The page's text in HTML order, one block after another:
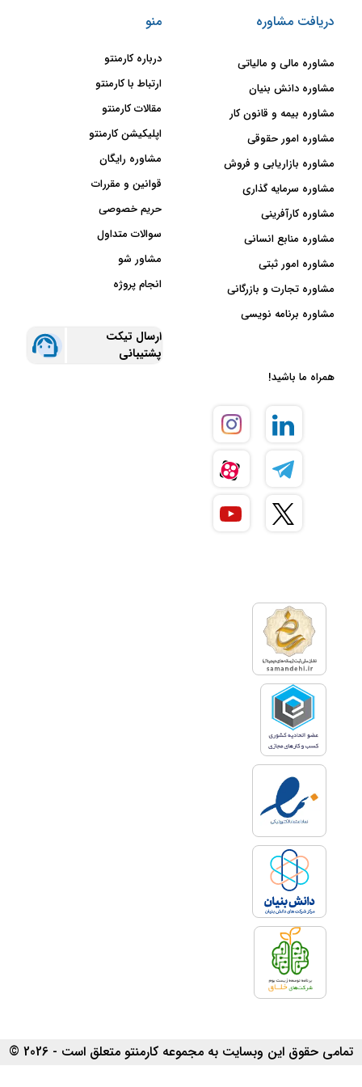
اندوخته‌ای مشخص به یک یا چند
شرکتی، ارز دیجیتال و موارد دیگر
باشد. سرمایه‌گذاری با هدف
جلوگیری از کاهش ارزش سرمایه،
دریافت سود و رونق‌دهی کسب و کار
انجام می‌شود. در حالت کلی با توجه
به درجات ریسک پذیری و میزان
دانش سرمایه‌گذاران، دو نوع
سرمایه‌گذاری وجود دارد. در این
قسمت قصد داریم شما را با انواع
مدل‌های سرمایه گذاری آشنا کنیم.
سرمایه‌گذاری مستقیم
سرمایه‌گذار در این نوع
سرمایه‌گذاری، به طور مستقیم وارد
بازار کار می‌شود و سرمایه خود را
و افزایش میزان سود دهی،
سرمایه‌گذاری می‌کند. به طور مثال
افرادی که سرمایه خود را بدون
واسطه به بازار بورس وارد کرده‌اند،
نمونه‌ای از سرمایه‌گذاری مستقیم را
نشان می‌دهد.
معاملات و آشنایی کامل با بازار
هدف را نداشته باشد. در این صورت
ممکن است با سرمایه‌گذاری بخش
زیادی از سرمایه خود را از دست
بدهد.
سرمایه‌گذاری غیرمستقیم
سرمایه‌گذاری نیز با هدف دریافت
سود بیشتر، سرمایه خود را در اختیار
کارشناسان قرار می‌دهند. مشاورین و
کارشناسان در این زمینه با امور
سرمایه‌گذاری آشنا هستند و
می‌توانند با رصد بازار هدف، برنامه
دقیقی را برای افزایش بازدهی از
سپرده سرمایه‌گذار داشته باشند.
همچنین با مدیریت حرفه‌ای
کارشناسان و مشاوره‌های تخصصی
مشاورین در این زمینه از ضررهای
نوع سرمایه‌گذاری میزان ریسک
دریافت مشاوره
مشاوره مالی و مالیاتی
مشاوره دانش بنیان
مشاوره بیمه و قانون کار
مشاوره امور حقوقی
مشاوره بازاریابی و فروش
مشاوره سرمایه گذاری
مشاوره کارآفرینی
مشاوره منابع انسانی
مشاوره امور ثبتی
مشاوره تجارت و بازرگانی
مشاوره برنامه نویسی
منو
درباره کارمنتو
ارتباط با کارمنتو
مقالات کارمنتو
اپلیکیشن کارمنتو
مشاوره رایگان
قوانین و مقررات
حریم خصوصی
سوالات متداول
مشاور شو
انجام پروژه
ارسال تیکت
پشتیبانی
همراه ما باشید!
تمامی حقوق این وبسایت به مجموعه کارمنتو متعلق است - 2026 ©